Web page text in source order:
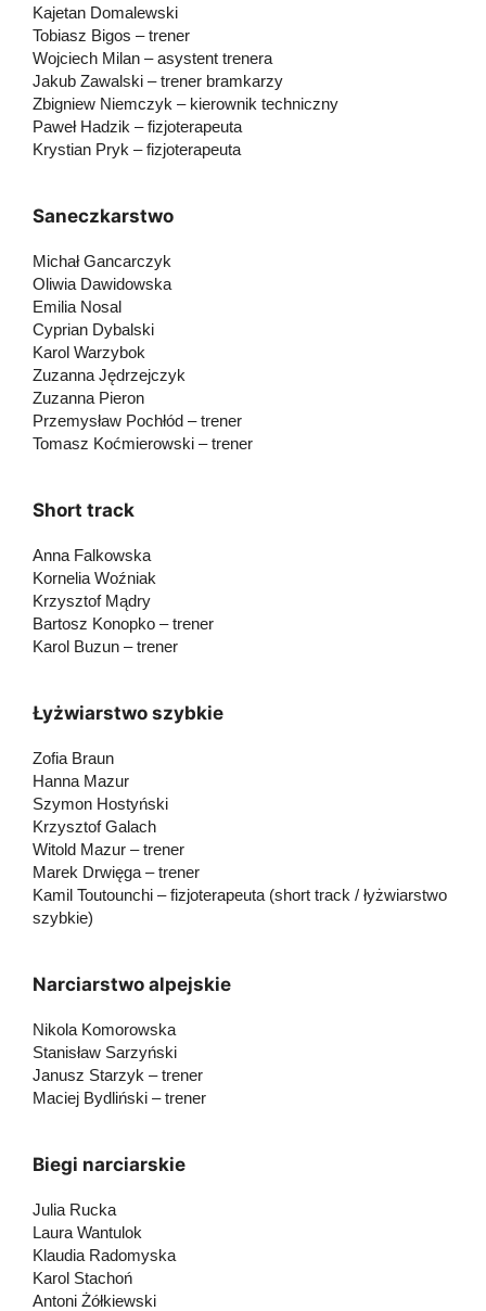
Kajetan Domalewski
Tobiasz Bigos – trener
Wojciech Milan – asystent trenera
Jakub Zawalski – trener bramkarzy
Zbigniew Niemczyk – kierownik techniczny
Paweł Hadzik – fizjoterapeuta
Krystian Pryk – fizjoterapeuta
Saneczkarstwo
Michał Gancarczyk
Oliwia Dawidowska
Emilia Nosal
Cyprian Dybalski
Karol Warzybok
Zuzanna Jędrzejczyk
Zuzanna Pieron
Przemysław Pochłód – trener
Tomasz Koćmierowski – trener
Short track
Anna Falkowska
Kornelia Woźniak
Krzysztof Mądry
Bartosz Konopko – trener
Karol Buzun – trener
Łyżwiarstwo szybkie
Zofia Braun
Hanna Mazur
Szymon Hostyński
Krzysztof Galach
Witold Mazur – trener
Marek Drwięga – trener
Kamil Toutounchi – fizjoterapeuta (short track / łyżwiarstwo
szybkie)
Narciarstwo alpejskie
Nikola Komorowska
Stanisław Sarzyński
Janusz Starzyk – trener
Maciej Bydliński – trener
Biegi narciarskie
Julia Rucka
Laura Wantulok
Klaudia Radomyska
Karol Stachoń
Antoni Żółkiewski